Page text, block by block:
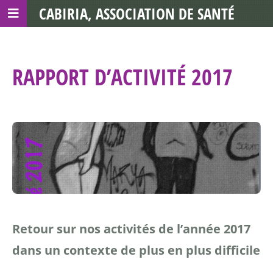
RAPPORT D’ACTIVITÉ 2017
Retour sur nos activités de l’année 2017
dans un contexte de plus en plus difficile
CABIRIA, ASSOCIATION DE SANTÉ